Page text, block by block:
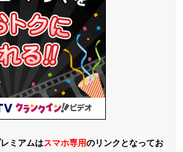
ミアムはスマホ専用のリンクとなってお